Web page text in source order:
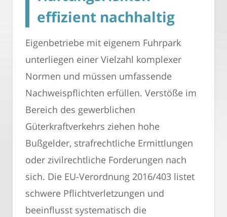
effizient nachhaltig
Eigenbetriebe mit eigenem Fuhrpark
unterliegen einer Vielzahl komplexer
Normen und müssen umfassende
Nachweispflichten erfüllen. Verstöße im
Bereich des gewerblichen
Güterkraftverkehrs ziehen hohe
Bußgelder, strafrechtliche Ermittlungen
oder zivilrechtliche Forderungen nach
sich. Die EU-Verordnung 2016/403 listet
schwere Pflichtverletzungen und
beeinflusst systematisch die